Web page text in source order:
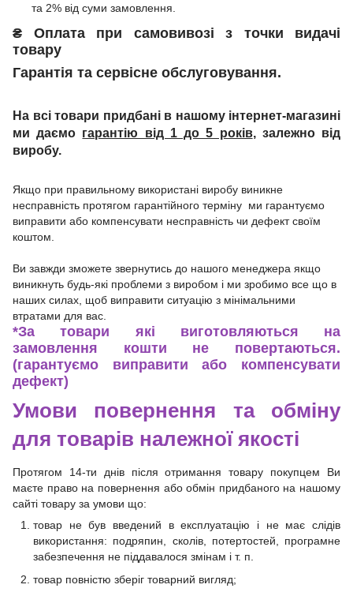
та 2% від суми замовлення.
₴ Оплата при самовивозі з точки видачі
товару
Гарантія та сервісне обслуговування.
На всі товари придбані в нашому інтернет-магазині
ми даємо гарантію від 1 до 5 років, залежно від
виробу.
Якщо при правильному використані виробу виникне
несправність протягом гарантійного терміну ми гарантуємо
виправити або компенсувати несправність чи дефект своїм
коштом.
Ви завжди зможете звернутись до нашого менеджера якщо
виникнуть будь-які проблеми з виробом і ми зробимо все що в
наших силах, щоб виправити ситуацію з мінімальними
втратами для вас.
*За товари які виготовляються на
замовлення кошти не повертаються.
(гарантуємо виправити або компенсувати
дефект)
Умови повернення та обміну
для товарів належної якості
Протягом 14-ти днів після отримання товару покупцем Ви
маєте право на повернення або обмін придбаного на нашому
сайті товару за умови що:
товар не був введений в експлуатацію і не має слідів
використання: подряпин, сколів, потертостей, програмне
забезпечення не піддавалося змінам і т. п.
товар повністю зберіг товарний вигляд;